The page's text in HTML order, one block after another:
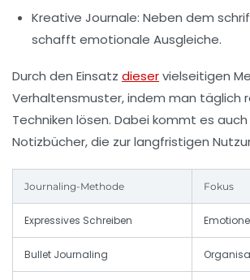
Kreative Journale: Neben dem
schafft emotionale Ausgleiche.
Durch den Einsatz dieservielseitigen
Verhaltensmuster, indem man täglich
Techniken lösen. Dabei kommt es
Notizbücher, die zur langfristigen
Journaling-Methode Fokus
Expressives Schreiben
Bullet Journaling